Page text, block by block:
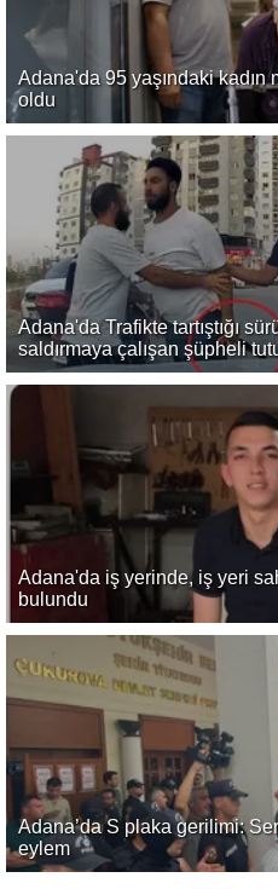
Adana'da 95 yaşındaki kadın
oldu
Adana'da Trafikte tartıştığı
saldırmaya çalışan şüpheli
Adana'da iş yerinde, iş yeri
bulundu
Adana’da S plaka gerilimi:
eylem